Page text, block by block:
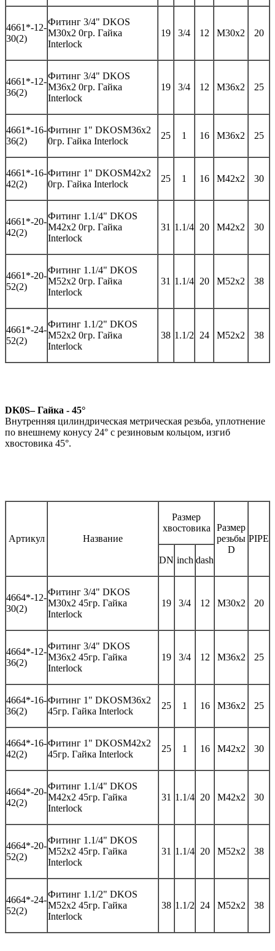
4661*-12-
30(2)
Фитинг 3/4" DKOS
M30x2 0гр. Гайка
Interlock
19 3/4 12 M30x2 20
4661*-12-
36(2)
Фитинг 3/4" DKOS
M36x2 0гр. Гайка
Interlock
19 3/4 12 M36x2 25
4661*-16-
36(2)
Фитинг 1" DKOSM36x2
0гр. Гайка Interlock
25 1 16 M36x2 25
4661*-16-
42(2)
Фитинг 1" DKOSM42x2
0гр. Гайка Interlock
25 1 16 M42x2 30
4661*-20-
42(2)
Фитинг 1.1/4" DKOS
M42x2 0гр. Гайка
Interlock
31 1.1/4 20 M42x2 30
4661*-20-
52(2)
Фитинг 1.1/4" DKOS
M52x2 0гр. Гайка
Interlock
31 1.1/4 20 M52x2 38
4661*-24-
52(2)
Фитинг 1.1/2" DKOS
M52x2 0гр. Гайка
Interlock
38 1.1/2 24 M52x2 38
DK0S– Гайка - 45°
Внутренняя цилиндрическая метрическая резьба, уплотнение
по внешнему конусу 24° с резиновым кольцом, изгиб
хвостовика 45°.
Артикул Название
Размер
хвостовика
Размер
резьбы
D
PIPE
DN inch dash
4664*-12-
30(2)
Фитинг 3/4" DKOS
M30x2 45гр. Гайка
Interlock
19 3/4 12 M30x2 20
4664*-12-
36(2)
Фитинг 3/4" DKOS
M36x2 45гр. Гайка
Interlock
19 3/4 12 M36x2 25
4664*-16-
36(2)
Фитинг 1" DKOSM36x2
45гр. Гайка Interlock
25 1 16 M36x2 25
4664*-16-
42(2)
Фитинг 1" DKOSM42x2
45гр. Гайка Interlock
25 1 16 M42x2 30
4664*-20-
42(2)
Фитинг 1.1/4" DKOS
M42x2 45гр. Гайка
Interlock
31 1.1/4 20 M42x2 30
4664*-20-
52(2)
Фитинг 1.1/4" DKOS
M52x2 45гр. Гайка
Interlock
31 1.1/4 20 M52x2 38
4664*-24-
52(2)
Фитинг 1.1/2" DKOS
M52x2 45гр. Гайка
Interlock
38 1.1/2 24 M52x2 38